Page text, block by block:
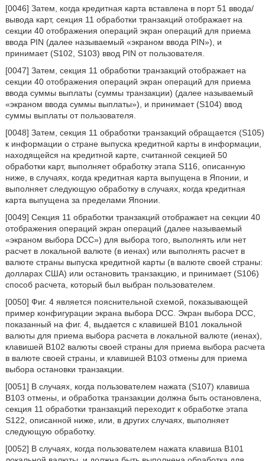
[0046] Затем, когда кредитная карта вставлена в порт 51 ввода/
вывода карт, секция 11 обработки транзакций отображает на
секции 40 отображения операций экран операций для приема
ввода PIN (далее называемый «экраном ввода PIN»), и
принимает (S102, S103) ввод PIN от пользователя.
[0047] Затем, секция 11 обработки транзакций отображает на
секции 40 отображения операций экран операций для приема
ввода суммы выплаты (суммы транзакции) (далее называемый
«экраном ввода суммы выплаты»), и принимает (S104) ввод
суммы выплаты от пользователя.
[0048] Затем, секция 11 обработки транзакций обращается (S105)
к информации о стране выпуска кредитной карты в информации,
находящейся на кредитной карте, считанной секцией 50
обработки карт, выполняет обработку этапа S116, описанную
ниже, в случаях, когда кредитная карта выпущена в Японии, и
выполняет следующую обработку в случаях, когда кредитная
карта выпущена за пределами Японии.
[0049] Секция 11 обработки транзакций отображает на секции 40
отображения операций экран операций (далее называемый
«экраном выбора DCC») для выбора того, выполнять или нет
расчет в локальной валюте (в иенах) или выполнять расчет в
валюте страны выпуска кредитной карты (в валюте своей страны:
долларах США) или остановить транзакцию, и принимает (S106)
способ расчета, который был выбран пользователем.
[0050] Фиг. 4 является пояснительной схемой, показывающей
пример конфигурации экрана выбора DCC. Экран выбора DCC,
показанный на фиг. 4, выдается с клавишей В101 локальной
валюты для приема выбора расчета в локальной валюте (иенах),
клавишей В102 валюты своей страны для приема выбора расчета
в валюте своей страны, и клавишей В103 отмены для приема
выбора остановки транзакции.
[0051] В случаях, когда пользователем нажата (S107) клавиша
В103 отмены, и обработка транзакции должна быть остановлена,
секция 11 обработки транзакций переходит к обработке этапа
S122, описанной ниже, или, в других случаях, выполняет
следующую обработку.
[0052] В случаях, когда пользователем нажата клавиша В101